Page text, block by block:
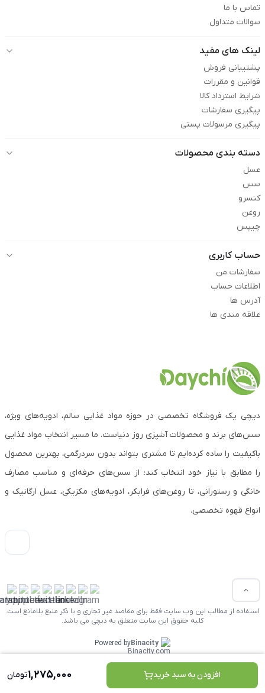
افزودن به سبد خرید 1,275,000تومان
تماس با ما
سوالات متداول
لینک های مفید
پشتیبانی فروش
قوانین و مقررات
شرایط استرداد کالا
پیگیری سفارشات
پیگیری مرسولات پستی
دسته بندی محصولات
عسل
سس
کنسرو
روغن
چیپس
حساب کاربری
سفارشات من
اطلاعات حساب
آدرس ها
علاقه مندی ها
دیچی یک فروشگاه تخصصی در حوزه مواد غذایی سالم، ادویه‌های ویژه،
سس‌های برند و محصولات آشپزی روز دنیاست. ما مسیر انتخاب مواد غذایی
باکیفیت را ساده کرده‌ایم تا مشتری بتواند بدون سردرگمی، بهترین محصول
را مطابق با نیاز خود انتخاب کند؛ از سس‌های حرفه‌ای و مناسب مصارف
خانگی و رستورانی، تا روغن‌های فرابکر، ادویه‌های مکزیکی، عسل ارگانیک و
انواع قهوه تخصصی.
استفاده از مطالب این وب سایت فقط برای مقاصد غیر تجاری و با ذکر منبع بلامانع است.
کلیه حقوق این سایت متعلق به دیچی می باشد.
Powered byBinacity